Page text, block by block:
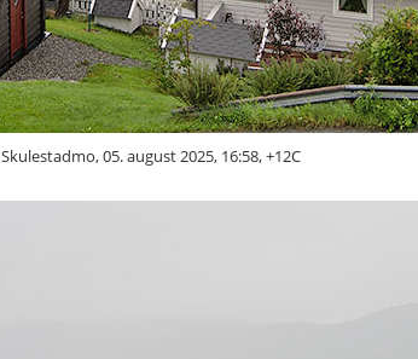
Skulestadmo, 05. august 2025, 16:58, +12C